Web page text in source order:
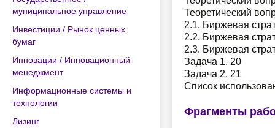
муниципальное управление
Инвестиции / Рынок ценных
бумаг
Инновации / Инновационный
менеджмент
Информационные системы и
технологии
Лизинг
Теоретический
2.1. Биржевая
2.2. Биржевая
2.3. Биржевая
Задача 1. 20
Задача 2. 21
Список
Фрагменты